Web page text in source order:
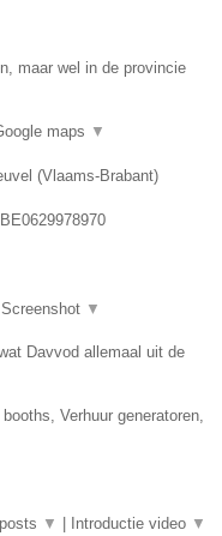
maar wel in de provincie
maps ▼
(Vlaams-Brabant)
BE0629978970
Screenshot ▼
Davvod allemaal uit de
Verhuur generatoren,
▼ | Introductie video ▼